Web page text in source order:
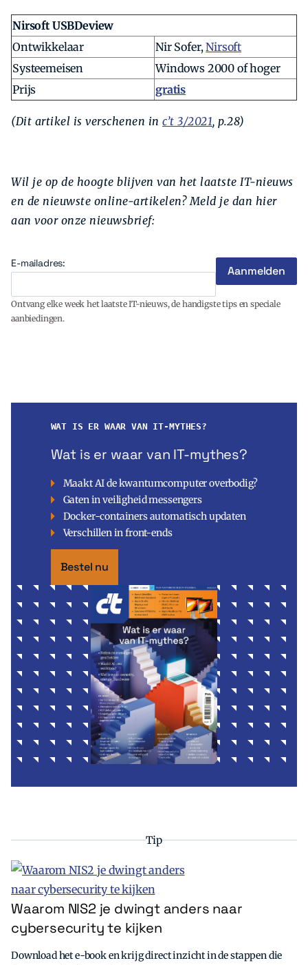
Nirsoft USBDeview
Ontwikkelaar
Nir Sofer,Nirsoft
Systeemeisen
Windows 2000 of hoger
Prijs
gratis
(Dit artikel is verschenen in c’t 3/2021, p.28)
Wil je op de hoogte blijven van het laatste IT-nieuws
en de nieuwste online-artikelen? Meld je dan hier
aan voor onze nieuwsbrief:
E-mailadres:
Ontvang elke week het laatste IT-nieuws, de handigste tips en speciale
aanbiedingen.
WAT IS ER WAAR VAN IT-MYTHES?
Wat is er waar van IT-mythes?
Maakt AI de kwantumcomputer overbodig?
Gaten in veiligheid messengers
Docker-containers automatisch updaten
Verschillen in front-ends
Bestel nu
Tip
Waarom NIS2 je dwingt anders naar
cybersecurity te kijken
Download het e-book en krijg direct inzicht in de stappen die